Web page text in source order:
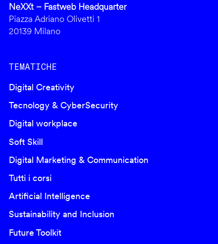
NeXXt – Fastweb Headquarter
Piazza Adriano Olivetti 1
20139 Milano
TEMATICHE
Digital Creativity
Tecnology & CyberSecurity
Digital workplace
Soft Skill
Digital Marketing & Communication
Tutti i corsi
Artificial Intelligence
Sustainability and Inclusion
Future Toolkit